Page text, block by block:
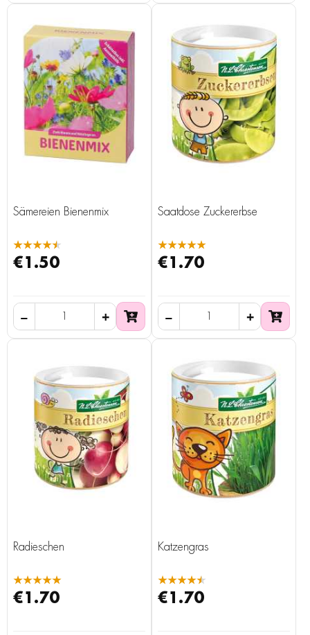
Sämereien Bienenmix
★★★★★
€1.50
Saatdose Zuckererbse
★★★★★
€1.70
Radieschen
★★★★★
€1.70
Katzengras
★★★★★
€1.70